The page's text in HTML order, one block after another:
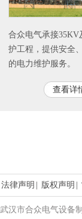
合众电气承接35KV
护工程，提供安全
的电力维护服务。
查看详
法律声明 版权声明
武汉市合众电气设备